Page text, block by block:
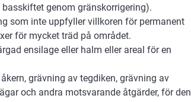
genom gränskorrigering).
som inte uppfyller villkoren för permanent
för mycket träd på området.
ensilage eller halm eller areal för en
grävning av tegdiken, grävning av
och andra motsvarande åtgärder, för den